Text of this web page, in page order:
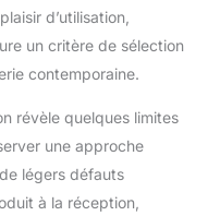
d’utilisation,
un critère de sélection
contemporaine.
révèle quelques limites
une approche
légers défauts
à la réception,